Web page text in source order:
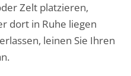
Zelt platzieren,
dort in Ruhe liegen
leinen Sie Ihren